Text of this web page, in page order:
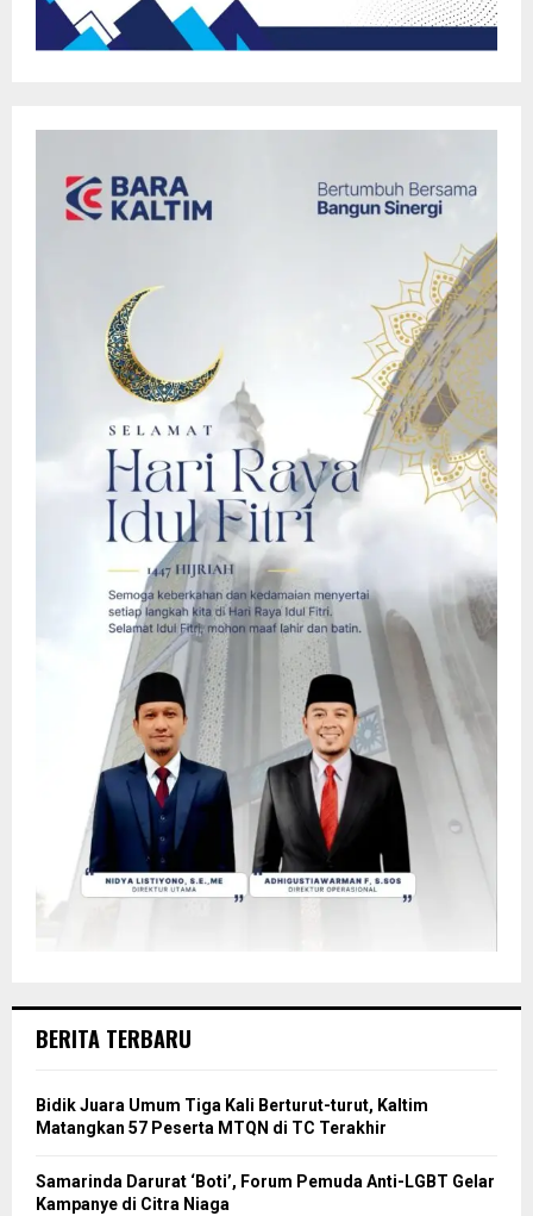
BERITA TERBARU
Bidik Juara Umum Tiga Kali Berturut-turut, Kaltim
Matangkan 57 Peserta MTQN di TC Terakhir
Samarinda Darurat ‘Boti’, Forum Pemuda Anti-LGBT Gelar
Kampanye di Citra Niaga